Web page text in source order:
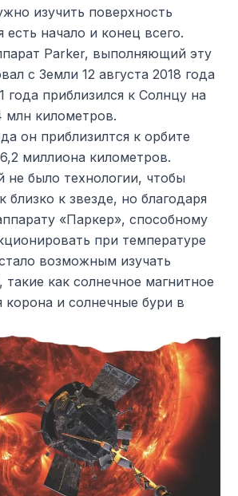
изучить поверхность
есть начало и конец всего.
Parker, выполняющий эту
с Земли 12 августа 2018 года
года приблизился к Солнцу на
млн километров.
он приблизилтся к орбите
миллиона километров.
было технологии, чтобы
близко к звезде, но благодаря
«Паркер», способному
при температуре
возможным изучать
такие как солнечное магнитное
корона и солнечные бури в